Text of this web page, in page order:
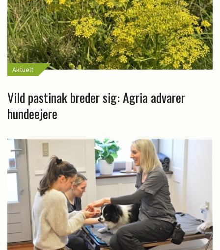
Aktuelt
Vild pastinak breder sig: Agria advarer
hundeejere